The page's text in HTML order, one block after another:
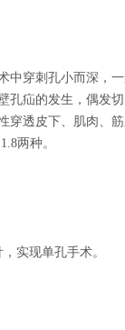
穿刺孔小而深，
疝的发生，偶发切
穿透皮下、肌肉、
两种。
实现单孔手术。